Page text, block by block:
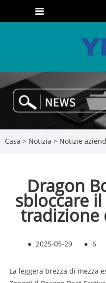
Casa > Notizia > Notizie
Dragon
sbloccare
tradizione
● 2025-05-29 ● 6
La leggera brezza di mezza